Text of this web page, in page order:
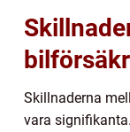
Skillnaderna
vara